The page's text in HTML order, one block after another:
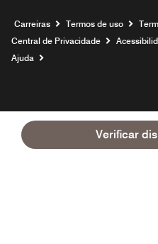
Verificar
Carreiras Termos de uso
Central de Privacidade
Ajuda